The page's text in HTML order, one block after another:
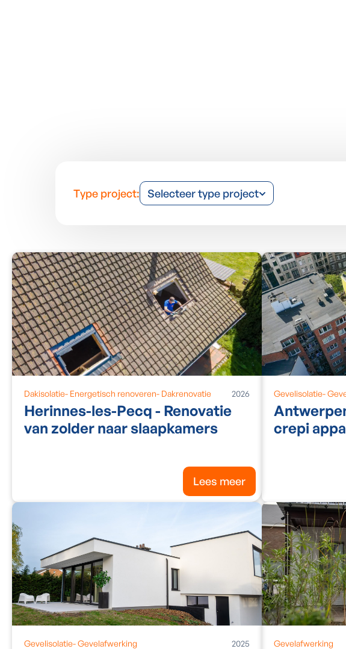
Type project: Selecteer type project
Dakisolatie- Energetisch renoveren- Dakrenovatie 2026
Herinnes-les-Pecq - Renovatie
van zolder naar slaapkamers
Lees meer
Gevelisolatie-
crepi
Gevelisolatie-Gevelafwerking 2025 Gevelafwerking